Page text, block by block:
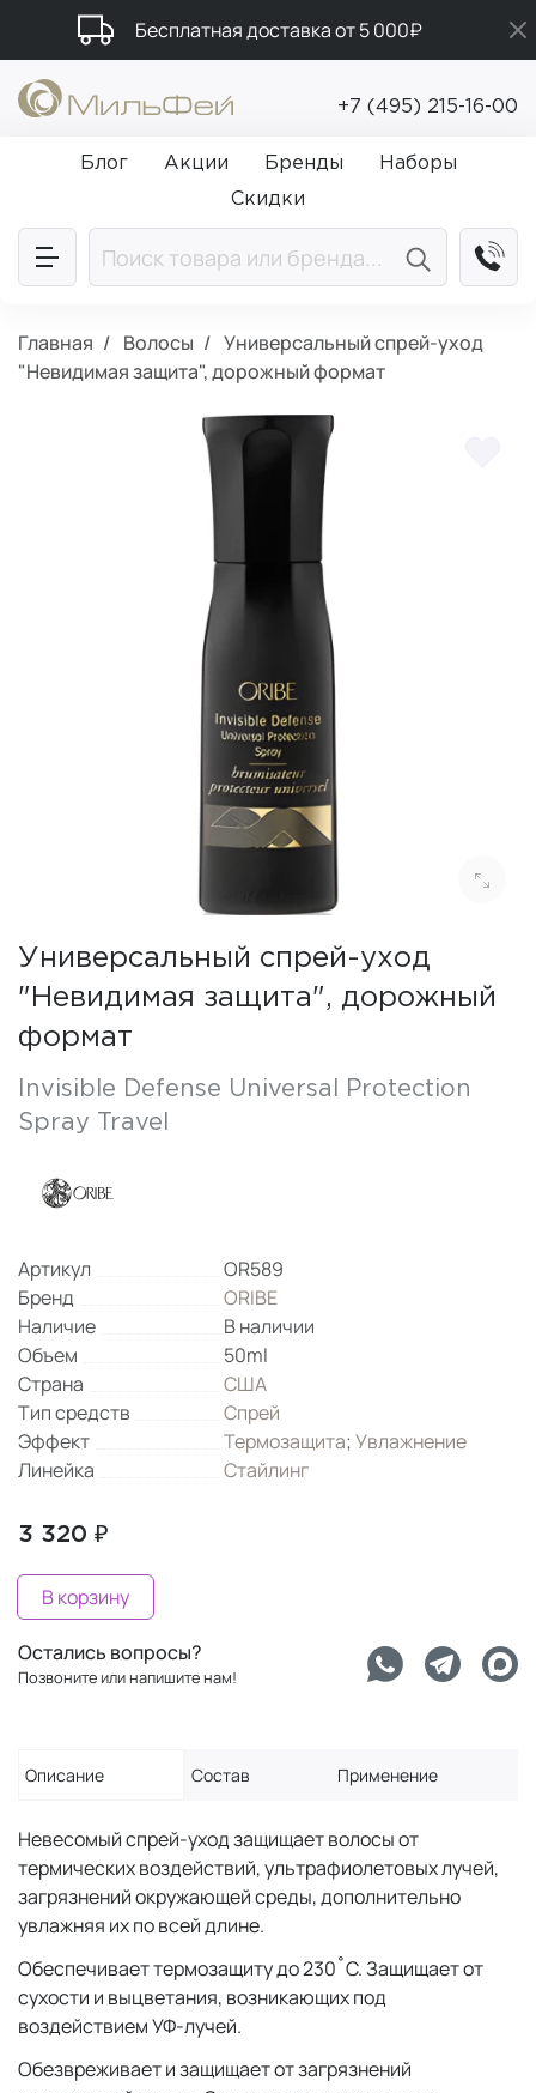
Бесплатная доставка от 5 000₽
Промокод ПРИВЕТ
Подарки в каждый заказ от 5 000₽
+7 (495) 215-16-00
Блог Акции Бренды
Наборы
Скидки
Главная Волосы
Универсальный спрей-уход
"Невидимая защита", дорожный формат
Универсальный спрей-уход
"Невидимая защита", дорожный
формат
Invisible Defense Universal Protection
Spray Travel
Артикул
OR589
Бренд
ORIBE
Наличие
В наличии
Объем
50ml
Страна
США
Тип средств
Спрей
Эффект
Термозащита;Увлажнение
Линейка
Стайлинг
3 320 ₽
В корзину
Остались вопросы?
Позвоните или напишите нам!
Описание Состав Применение
Невесомый спрей-уход защищает волосы от
термических воздействий, ультрафиолетовых лучей,
загрязнений окружающей среды, дополнительно
увлажняя их по всей длине.
Обеспечивает термозащиту до 230˚C. Защищает от
сухости и выцветания, возникающих под
воздействием УФ-лучей.
Обезвреживает и защищает от загрязнений